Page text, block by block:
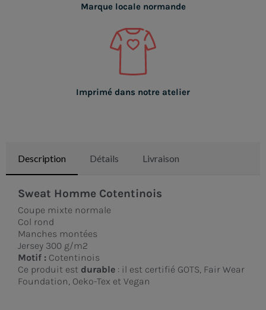
Marque locale normande
Imprimé dans notre atelier
Description Détails Livraison
Sweat Homme Cotentinois
Coupe mixte normale
Col rond
Manches montées
Jersey 300 g/m2
Motif : Cotentinois
Ce produit est durable : il est certifié GOTS, Fair Wear
Foundation, Oeko-Tex et Vegan